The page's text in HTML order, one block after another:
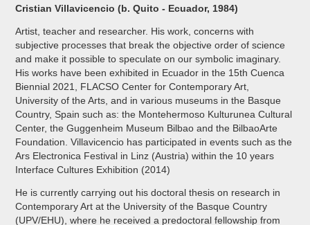
Cristian Villavicencio (b. Quito - Ecuador, 1984)
Artist, teacher and researcher. His work, concerns with
subjective processes that break the objective order of science
and make it possible to speculate on our symbolic imaginary.
His works have been exhibited in Ecuador in the 15th Cuenca
Biennial 2021, FLACSO Center for Contemporary Art,
University of the Arts, and in various museums in the Basque
Country, Spain such as: the Montehermoso Kulturunea Cultural
Center, the Guggenheim Museum Bilbao and the BilbaoArte
Foundation. Villavicencio has participated in events such as the
Ars Electronica Festival in Linz (Austria) within the 10 years
Interface Cultures Exhibition (2014)
He is currently carrying out his doctoral thesis on research in
Contemporary Art at the University of the Basque Country
(UPV/EHU), where he received a predoctoral fellowship from